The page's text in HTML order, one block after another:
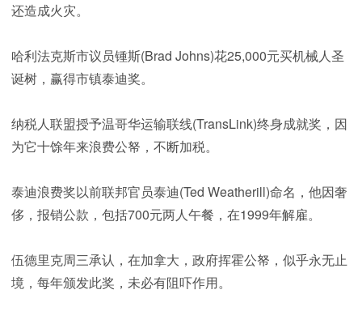
还造成火灾。
哈利法克斯市议员锺斯(Brad Johns)花25,000元买机械人圣
诞树，赢得市镇泰迪奖。
纳税人联盟授予温哥华运输联线(TransLink)终身成就奖，因
为它十馀年来浪费公帑，不断加税。
泰迪浪费奖以前联邦官员泰迪(Ted Weatherill)命名，他因奢
侈，报销公款，包括700元两人午餐，在1999年解雇。
伍德里克周三承认，在加拿大，政府挥霍公帑，似乎永无止
境，每年颁发此奖，未必有阻吓作用。